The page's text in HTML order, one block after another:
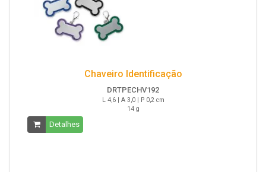
Chaveiro Identificação
DRTPECHV192
L 4,6 | A 3,0 | P 0,2 cm
14 g
Detalhes